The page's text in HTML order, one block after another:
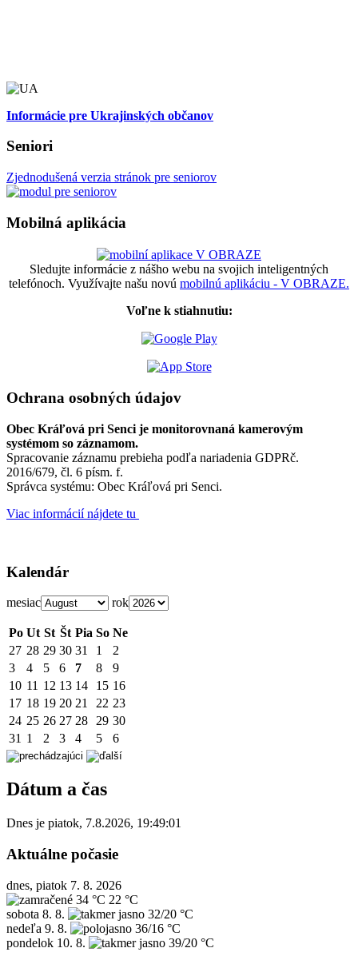
Informácie pre Ukrajinských občanov
Seniori
Zjednodušená verzia stránok pre seniorov
Mobilná aplikácia
Sledujte informácie z nášho webu na svojich inteligentných
telefónoch. Využívajte našu novú mobilnú aplikáciu - V OBRAZE.
Voľne k stiahnutiu:
Ochrana osobných údajov
Obec Kráľová pri Senci je monitorovnaná kamerovým
systémom so záznamom.
Spracovanie záznamu prebieha podľa nariadenia GDPRč.
2016/679, čl. 6 písm. f.
Správca systému: Obec Kráľová pri Senci.
Viac informácií nájdete tu
Kalendár
mesiac rok
Po Ut St Št Pia So Ne
27 28 29 30 31 1
2
3
4 5 6 7 8
9
10 11 12 13 14 15 16
17 18 19 20 21 22 23
24 25 26 27 28 29 30
31 1 2 3 4 5 6
Dátum a čas
Dnes je piatok, 7.8.2026, 19:49:01
Aktuálne počasie
dnes, piatok 7. 8. 2026
34 °C 22 °C
sobota 8. 8.
32/20 °C
nedeľa 9. 8.
36/16 °C
pondelok 10. 8. 39/20 °C